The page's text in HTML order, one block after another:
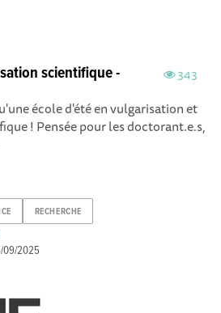
343
scientifique -
école d'été en vulgarisation et
! Pensée pour les doctorant.e.s,
RECHERCHE
09/2025